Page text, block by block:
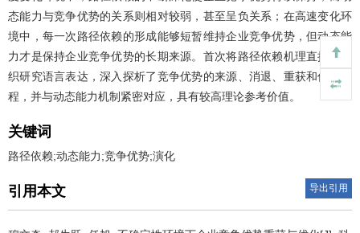
态能力与竞争优势的关系则相对较弱，甚至呈负关系；在高速变化环
境中，每一次路径依赖的形成能够短暂维持企业竞争优势，但动态能
力才是保持企业竞争优势的长期来源。首次将路径依赖机理直接用组
织研究语言表达，深入探析了竞争优势的来源、消退、重获和优化过
程，并与动态能力机制紧密对应，具有较高理论参考价值。
关键词
路径依赖;动态能力;竞争优势;演化
引用本文 导出引用